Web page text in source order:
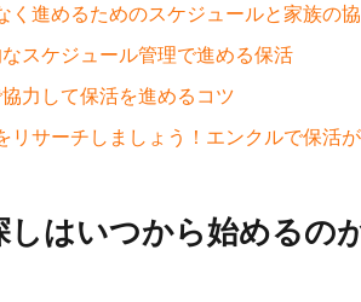
く進めるためのスケジュールと家族の
スケジュール管理で進める保活
力して保活を進めるコツ
リサーチしましょう！エンクルで保活
しはいつから始めるの